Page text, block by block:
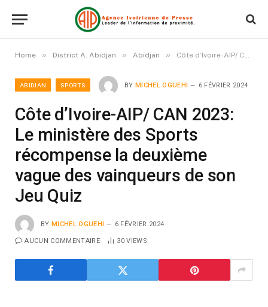
Home » District A. Abidjan » Abidjan » Côte d’Ivoire-AIP/ CAN 2023: Le ministère des Sports récompense la deuxième vague des vainqueurs de son Jeu Quiz
ABIDJAN SPORTS BY MICHEL OGUEHI 6 FÉVRIER 2024
Côte d’Ivoire-AIP/ CAN 2023:
Le ministère des Sports
récompense la deuxième
vague des vainqueurs de son
Jeu Quiz
BY MICHEL OGUEHI 6 FÉVRIER 2024
AUCUN COMMENTAIRE 30VIEWS